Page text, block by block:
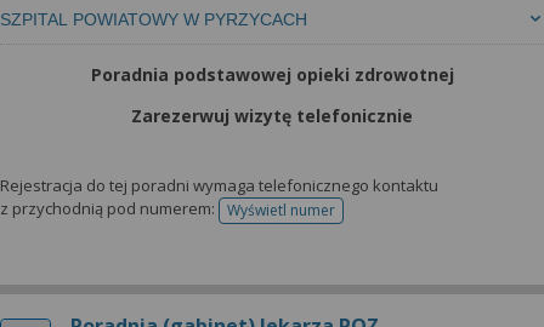
SZPITAL POWIATOWY W PYRZYCACH
Poradnia podstawowej opieki zdrowotnej
Zarezerwuj wizytę telefonicznie
Rejestracja do tej poradni wymaga telefonicznego kontaktu
z przychodnią pod numerem:
Wyświetl numertelefonu do rejestracji